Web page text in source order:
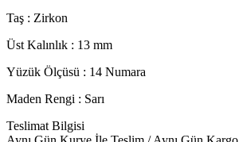
Taş : Zirkon
Üst Kalınlık : 13 mm
Yüzük Ölçüsü : 14 Numara
Maden Rengi : Sarı
Teslimat Bilgisi